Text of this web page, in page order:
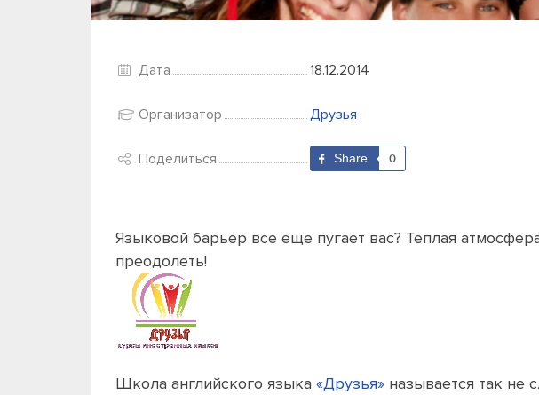
Дата 18.12.2014
Организатор Друзья
Поделиться Share 0
Языковой барьер все еще пугает вас? Теплая
преодолеть!
Школа английского языка «Друзья» называется так не